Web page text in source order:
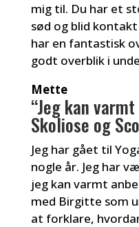
mig til. Du har et
sød og blid
har en fantastisk
godt overblik i
Mette
“Jeg kan
Skoliose og
Jeg har gået til
nogle år. Jeg har
jeg kan varmt
med Birgitte som
at forklare,